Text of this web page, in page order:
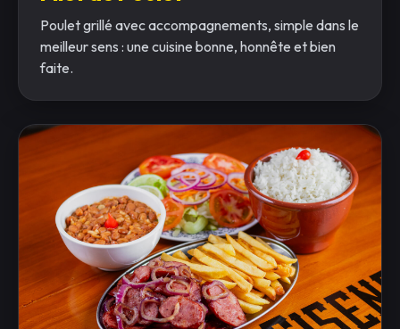
Poulet grillé avec accompagnements, simple dans le
meilleur sens : une cuisine bonne, honnête et bien
faite.